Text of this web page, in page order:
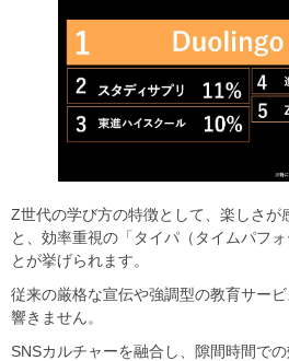
Z世代の学び方の特徴として、楽しさが
と、効率重視の「タイパ（タイムパフ
とが挙げられます。
従来の厳格な宣伝や強調型の教育サー
響きません。
SNSカルチャーを融合し、隙間時間で